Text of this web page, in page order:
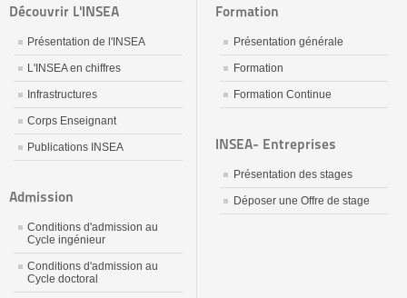
Découvrir L'INSEA
Présentation de l'INSEA
L'INSEA en chiffres
Infrastructures
Corps Enseignant
Publications INSEA
Admission
Conditions d'admission au
Cycle ingénieur
Conditions d'admission au
Cycle doctoral
Formation
Présentation générale
Formation
Formation Continue
INSEA- Entreprises
Présentation des stages
Déposer une Offre de stage